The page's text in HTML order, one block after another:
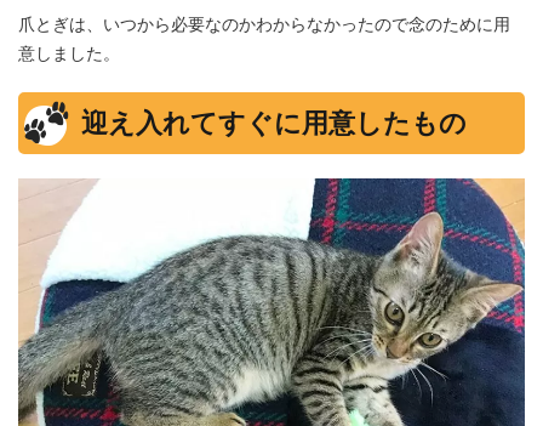
爪とぎは、いつから必要なのかわからなかったので念のために用
意しました。
迎え入れてすぐに用意したもの